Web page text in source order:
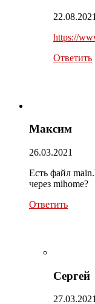
22.08.2021
https://
Ответить
Максим
26.03.2021
Есть файл
через mihome?
Ответить
Сергей